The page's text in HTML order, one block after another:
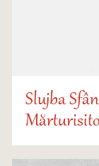
Slujba